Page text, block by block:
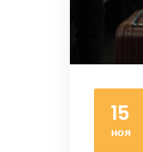
15
ноя